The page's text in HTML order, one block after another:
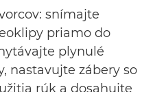
snímajte
priamo do
plynulé
nastavujte zábery so
rúk a dosahujte